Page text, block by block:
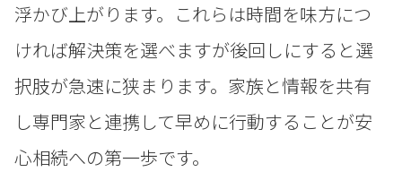
浮かび上がります。これらは時間を味方につ
ければ解決策を選べますが後回しにすると選
択肢が急速に狭まります。家族と情報を共有
し専門家と連携して早めに行動することが安
心相続への第一歩です。